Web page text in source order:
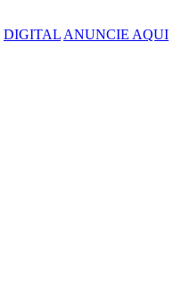
DIGITAL ANUNCIE AQUI